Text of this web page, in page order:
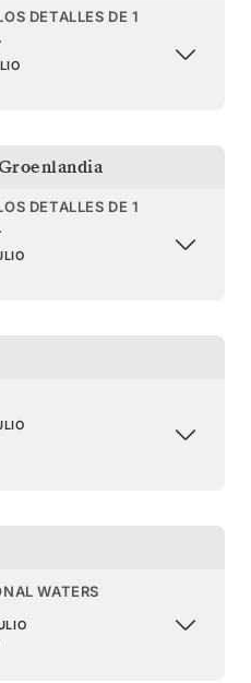
DETALLES DE 1
DETALLES DE 1
WATERS